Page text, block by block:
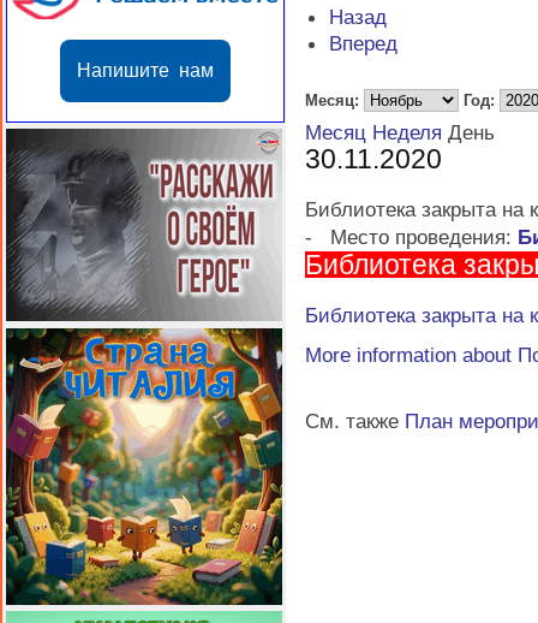
Напишите нам
Назад
Вперед
Месяц: Год:
Месяц Неделя День
30.11.2020
Библиотека закрыта на
-
Место проведения:
Библиотека
Библиотека закрыта на
More information about
См. также План